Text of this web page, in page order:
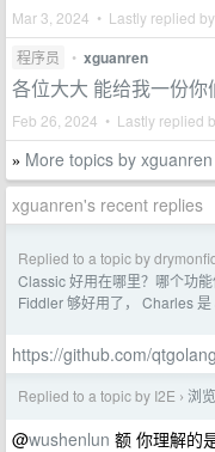
Mar 3, 2024 • Lastly replied by
程序员 • xguanren
各位大大 能给我一份你
Feb 26, 2024 • Lastly replied
» More topics by xguanren
xguanren's recent replies
Replied to a topic by
Classic 好用在哪里？哪个功
Fiddler 够好用了， Charles
https://github.com/
Replied to a topic by I2E › 浏
@wushenlun 额 你理解的